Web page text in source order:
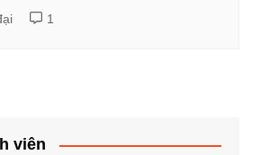
1
viên